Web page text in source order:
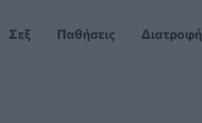
Σεξ Παθήσεις Διατροφή